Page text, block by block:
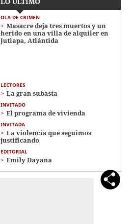
OLA DE CRIMEN
Masacre deja tres muertos y un
herido en una villa de alquiler en
Jutiapa, Atlántida
LECTORES
La gran subasta
INVITADO
El programa de vivienda
INVITADA
La violencia que seguimos
justificando
EDITORIAL
Emily Dayana